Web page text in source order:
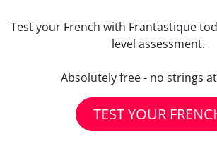
Test your French with Frantastique
level assessment.
Absolutely free - no strings
TEST YOUR